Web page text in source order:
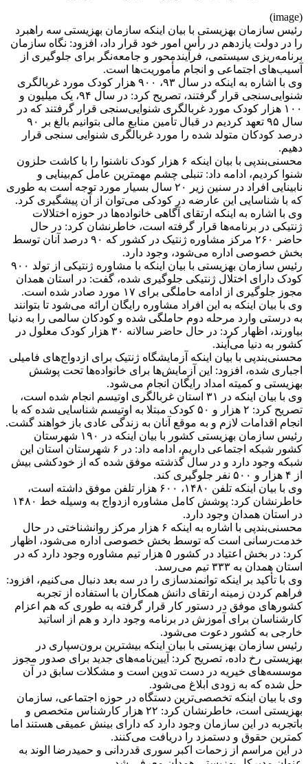
(image)
رئیس سازمان بهزیستی با بیان اینکه سازمان بهزیستی سه راهبرد
را در دولت یازدهم در رأس امور خود قرار داد، افزود: نگاه سازمان
برنامه‌ریزی سیستمی، فرآیندمحور و جامعه‌نگر برای جلوگیری از
آسیب‌های اجتماعی و انجام مأموریت‌ها است.
وی با اشاره به اینکه در سال ۹۳، ۹۰۰ هزار کودک مورد غربالگری
شنوایی‌سنجی قرار گرفتند، تصریح کرد: در سال ۹۴، یک میلیون و
۱۰۰ هزار کودک مورد غربالگری شنوایی‌سنجی قرار گرفتند که در
سال ۹۵ تعهد کردیم در قبال تأمین منابع مالی بتوانیم بالغ بر ۹۰
درصد کودکان متولد شده را مورد غربالگری شنوایی سنجی قرار
دهیم.
محسنی‌بندپی با بیان اینکه ۶ هزار کودک ناشنوا را با کاشت حلزون
شنوا کردیم، ادامه داد: تنبلی چشم مهمترین عامل کم‌بینایی و
نابینایی افراد در سنین زیر ۲۰ سال بسیار مورد توجه است به طوری
که با شناسایی این عارضه در کودکی می‌توان از آن پیشگیری کرد.
وی با اشاره به اینکه ارتقای آگاهی خانواده‌ها در حوزه اختلالات
ژنتیکی در برنامه‌ها قرار گرفته است، خاطرنشان کرد: در حال
حاضر ۲۶۰ مرکز مشاوره ژنتیک در کشور که ۹۰ درصد آنان توسط
بخش خصوصی اداره می‌شود، وجود دارد.
رئیس سازمان بهزیستی با بیان اینکه با مشاوره ژنتیکی از تولد ۹۰۰
کودک دارای اختلال ژنتیکی جلوگیری شده، گفت: در استان همدان
مجوز جلوگیری از ادامه حاملگی برای ۱۷ مورد صادر شده است.
وی با بیان اینکه به این افراد مشاوره رایگان ارائه می‌شود تا بتوانند
به درستی وارد مرحله دوم حاملگی شده و کودکان سالمی را به دنیا
بیاورند، اظهار کرد: در حال حاضر سالانه ۳۰ هزار کودک معلول در
کشور به دنیا می‌آیند.
محسنی‌بندپی با بیان اینکه آزمایشگاه ژنتیک برای ازدواج‌های فامیلی
اجباری شده، افزود: این آزمایش‌ها برای خانواده‌ها تحت پوشش
بهزیستی و کمیته امداد رایگان انجام می‌شود.
وی با بیان اینکه در ۳۱ استان غربالگری اوتیسم انجام شده است،
تصریح کرد: ۲ هزار و ۵۰ کودک مبتلا به اوتیسم شناسایی شده که با
انجام اقدامات لازم و به موقع آنان به زندگی عادی باز خواهند گشت.
رئیس سازمان بهزیستی کشور با بیان اینکه در ۱۹۰ شهرستان
کشور شبکه اجتماعی داریم، ادامه داد: در ۶ شهرستان استان این
شبکه وجود دارد و در سال گذشته موفق شده که از خودکشی بیش
از ۴ هزار و ۵۰۰ نفر جلوگیری کند.
وی با بیان اینکه تلفن ۱۴۸۰، ۶۰۰ هزار تلفن موفق داشته است،
خاطرنشان کرد: پوشش کامل مشاوره ازدواج به وسیله خط ۱۴۸۰
در استان همدان وجود دارد.
محسنی‌بندپی با اشاره به اینکه ۶ هزار مرکز روانشناختی در حال
خدمت‌رسانی است که توسط بخش خصوصی اداره می‌شود، اظهار
کرد: در بخش اعتیاد در کشور ۵ هزار تیم مشاوره وجود دارد که در
استان همدان به ۳۳۳ تیم می‌رسد.
وی با تأکید بر اینکه توانمندسازی را در سه بعد دنبال می‌کنیم، افزود:
فراهم کردن زمینه ارتقای دانش همکاران با استفاده از تجربه
کشورهای موفق در دستور کار قرار گرفته به طوری که هم اعزام
کارشناسان برای آموزش در برنامه وجود دارد و هم از اساتید
خارجی به کشور دعوت می‌شود.
رئیس سازمان بهزیستی با بیان اینکه بیشترین برون‌سپاری در
بهزیستی رخ داده، تصریح کرد: آیین‌نامه‌های جدید برای صدور مجوز
موسسه‌های خیریه در دست تدوین است و مشکلات سابق در آن
حل شده که به زودی ابلاغ می‌شود.
وی با بیان اینکه تخصصی‌ترین دستگاه در حوزه اجتماعی، سازمان
بهزیستی است، خاطرنشان کرد: ۲۲ هزار کارشناس متخصص و
باتجربه در این سازمان وجود دارد که دارای بینش عمیقی هستند اما
کمترین حقوق و دستمزد را دریافت می‌کنند.
در این مراسم از زحمات اکبر سوری قدردانی و حمیدرضا الوند به